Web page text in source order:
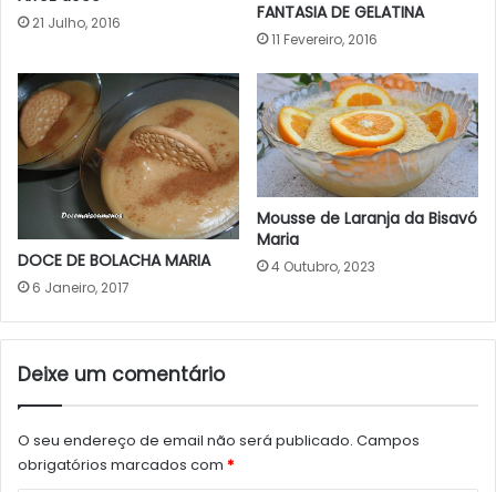
21 Julho, 2016 FANTASIA DE GELATINA
11 Fevereiro, 2016
DOCE DE BOLACHA MARIA
6 Janeiro, 2017
Mousse de Laranja da Bisavó
Maria
4 Outubro, 2023
Deixe um comentário
O seu endereço de email não será publicado. Campos
obrigatórios marcados com *